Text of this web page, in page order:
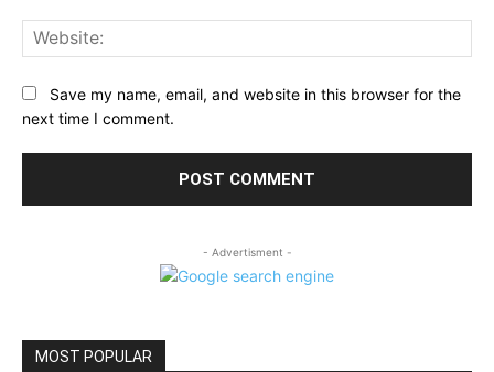
Save my name, email, and website in this browser for the
next time I comment.
- Advertisment -
MOST POPULAR